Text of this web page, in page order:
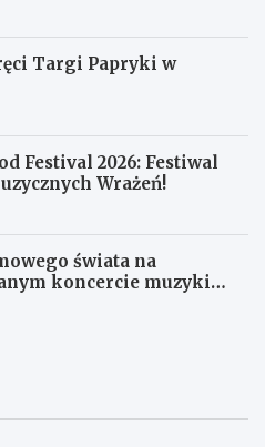
Targi Papryki w
Festival 2026: Festiwal
Wrażeń!
świata na
koncercie muzyki